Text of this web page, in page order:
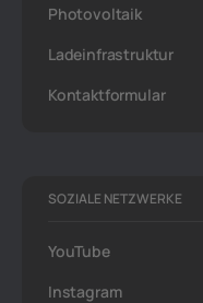
Photovoltaik
Ladeinfrastruktur
Kontaktformular
SOZIALE NETZWERKE
YouTube
Instagram